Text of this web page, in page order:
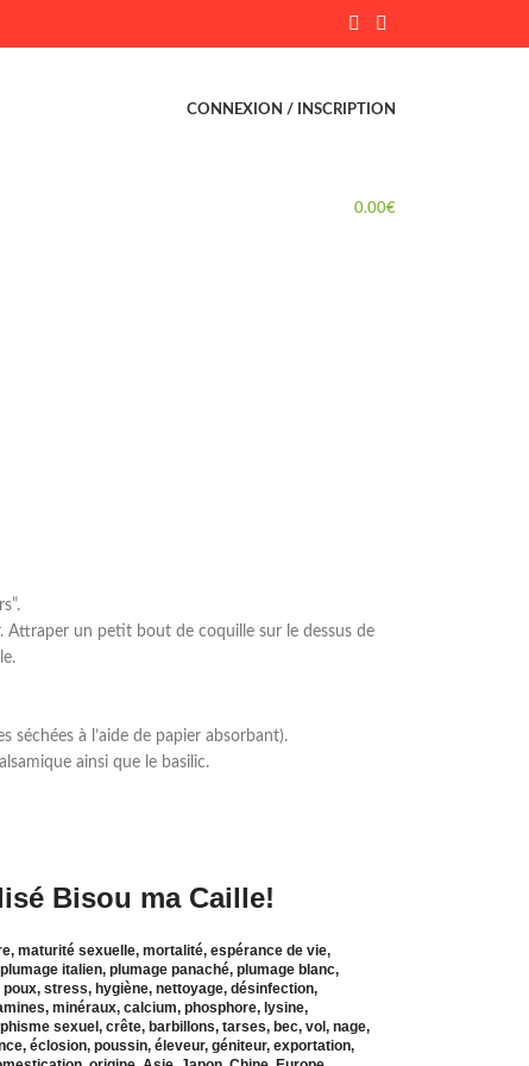
CONNEXION / INSCRIPTION
0.00€
Attraper un petit bout de coquille sur le dessus de
séchées à l’aide de papier absorbant).
ainsi que le basilic.
Bisou ma Caille!
maturité sexuelle, mortalité, espérance de vie,
italien, plumage panaché, plumage blanc,
stress, hygiène, nettoyage, désinfection,
minéraux, calcium, phosphore, lysine,
sexuel, crête, barbillons, tarses, bec, vol, nage,
éclosion, poussin, éleveur, géniteur, exportation,